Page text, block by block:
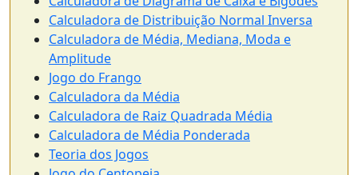
Calculadora de Distribuição Normal Inversa
Calculadora de Média, Mediana, Moda e
Amplitude
Jogo do Frango
Calculadora da Média
Calculadora de Raiz Quadrada Média
Calculadora de Média Ponderada
Teoria dos Jogos